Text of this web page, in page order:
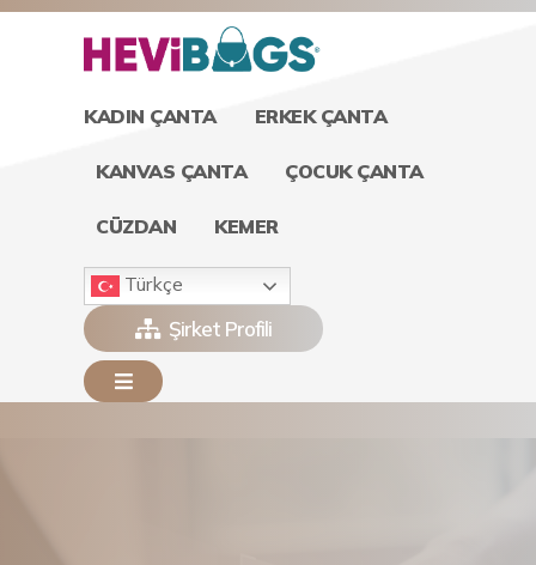
KADIN ÇANTA ERKEK ÇANTA
KANVAS ÇANTA ÇOCUK ÇANTA
CÜZDAN KEMER
Türkçe
Şirket Profili